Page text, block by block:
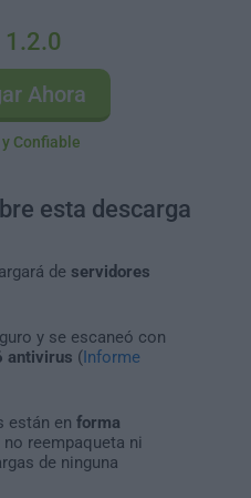
1.2.0
Ahora
Confiable
esta descarga
de servidores
y se escaneó con
antivirus (Informe
están en forma
no reempaqueta ni
de ninguna